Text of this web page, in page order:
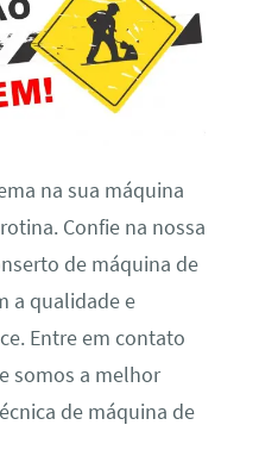
na sua máquina
Confie na nossa
de máquina de
a qualidade e
Entre em contato
somos a melhor
de máquina de